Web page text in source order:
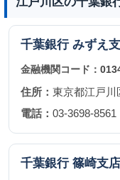
千葉銀行 みずえ
金融機関コード：
住所： 東京都江戸川
電話： 03-3698-8561
千葉銀行 篠崎支店